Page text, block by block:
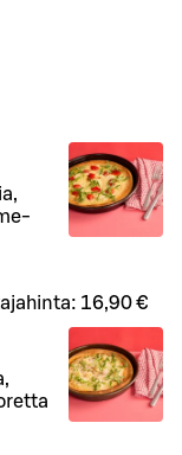
16,90 €